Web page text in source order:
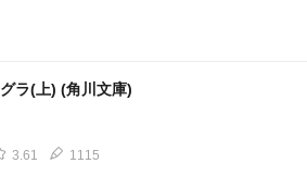
ラ(上) (角川文庫)
3.61 1115